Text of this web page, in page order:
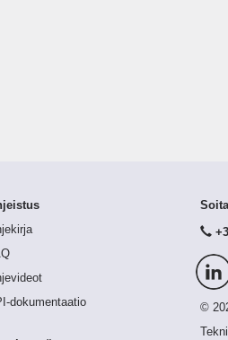
dokumentaatio
©